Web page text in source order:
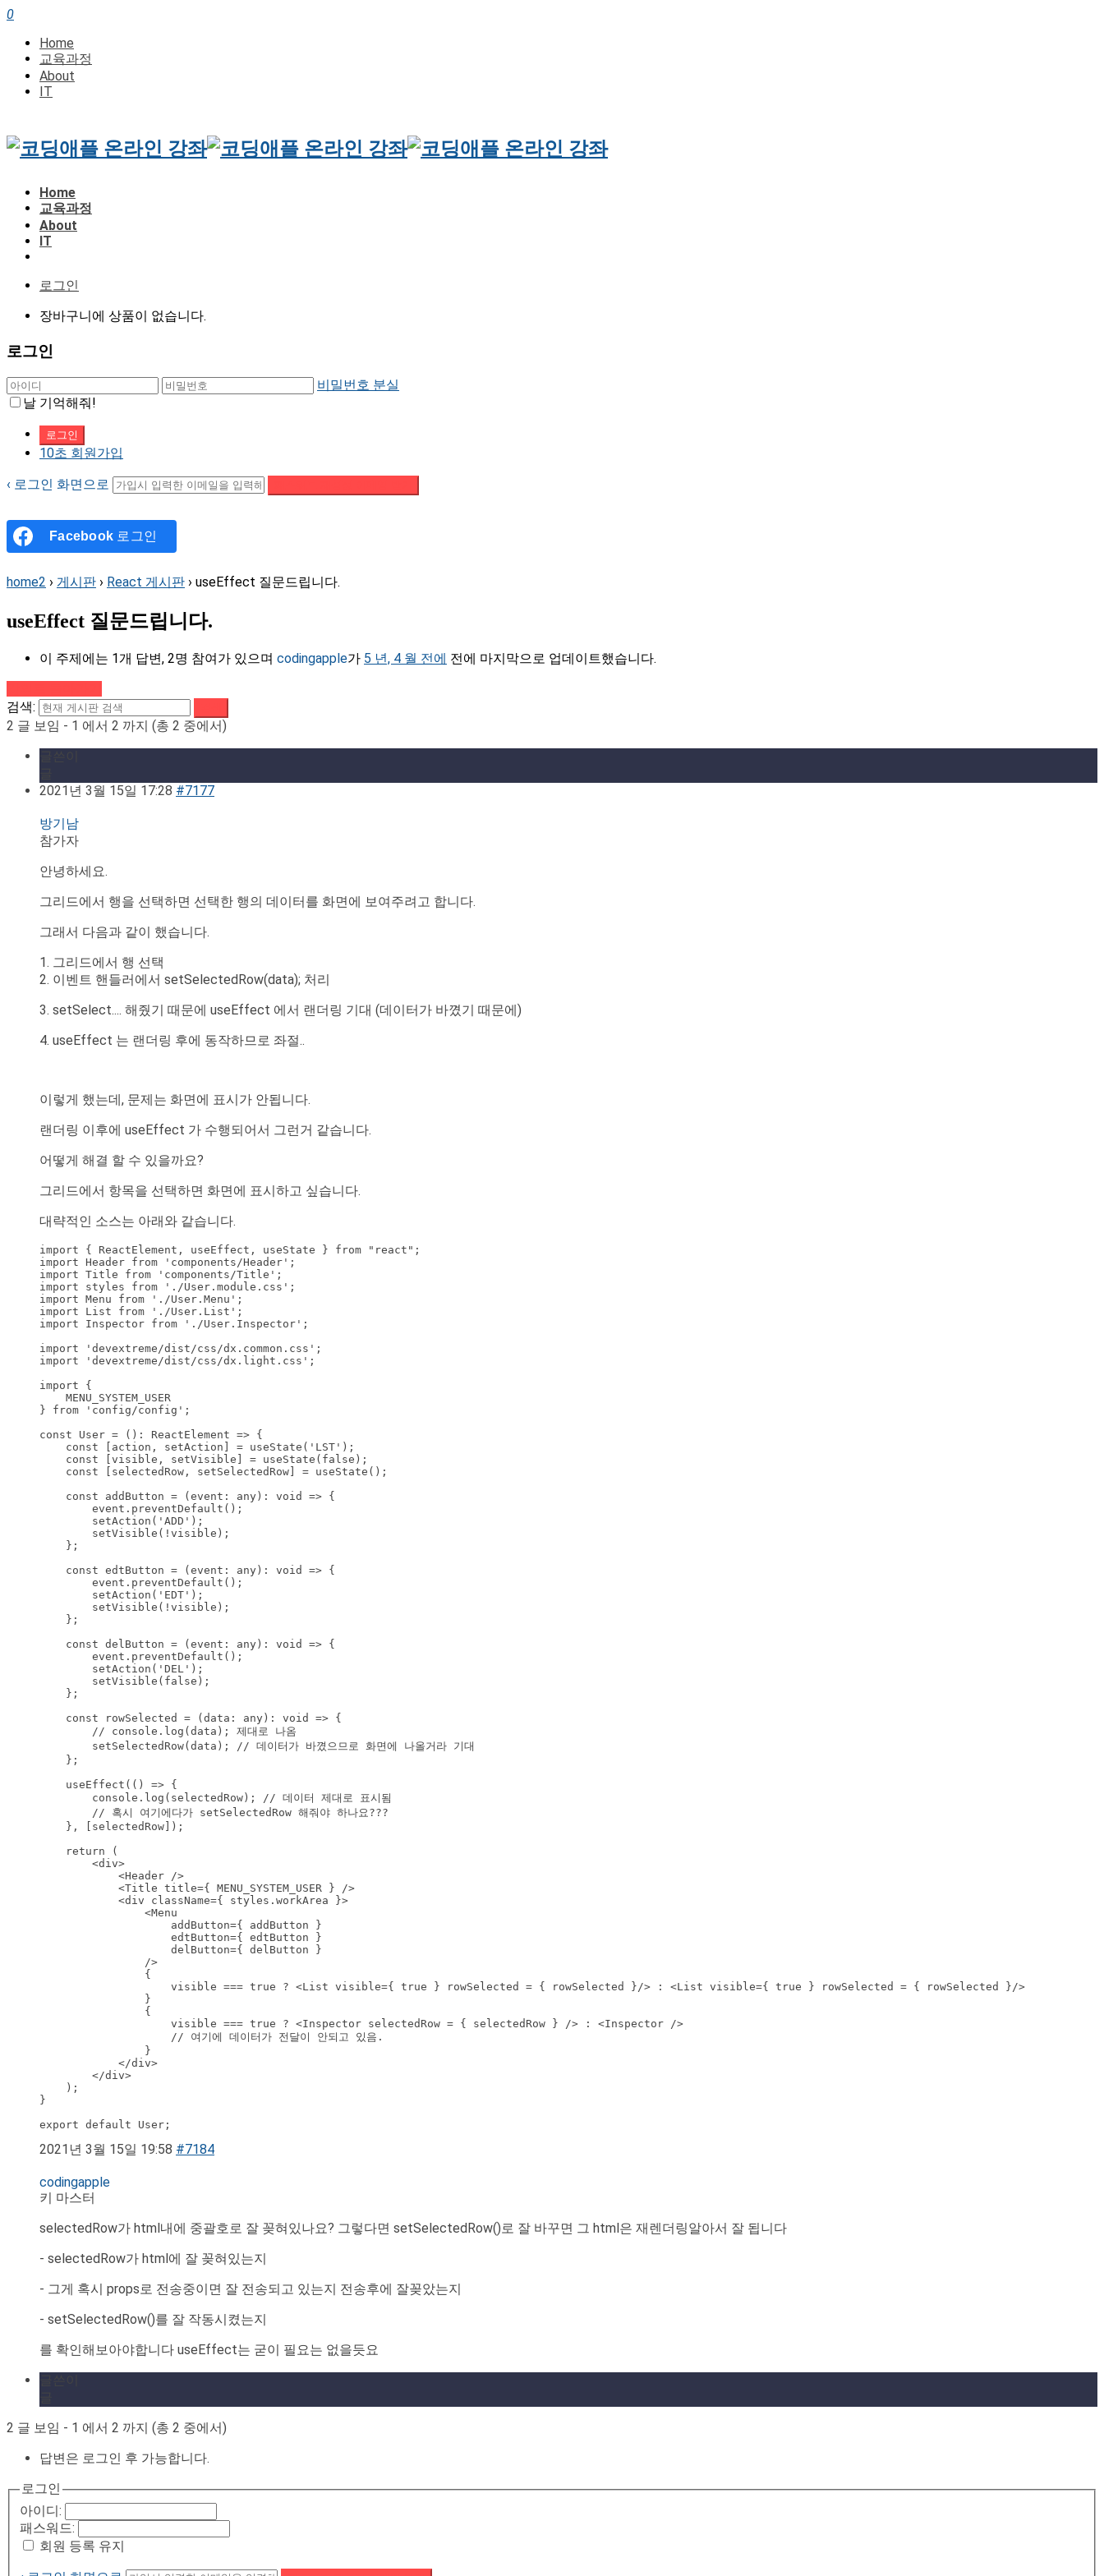
0
Home
교육과정
About
IT
Home
교육과정
About
IT
로그인
장바구니에 상품이 없습니다.
로그인
비밀번호 분실
날 기억해줘!
10초 회원가입
‹ 로그인 화면으로
Facebook 로그인
home2 › 게시판 › React 게시판 › useEffect 질문드립니다.
useEffect 질문드립니다.
이 주제에는 1개 답변, 2명 참여가 있으며 codingapple가 5 년, 4 월 전에 전에 마지막으로 업데이트했습니다.
검색:
2 글 보임 - 1 에서 2 까지 (총 2 중에서)
2021년 3월 15일 17:28 #7177
방기남
참가자
안녕하세요.
그리드에서 행을 선택하면 선택한 행의 데이터를 화면에 보여주려고 합니다.
그래서 다음과 같이 했습니다.
1. 그리드에서 행 선택
2. 이벤트 핸들러에서 setSelectedRow(data); 처리
3. setSelect.... 해줬기 때문에 useEffect 에서 랜더링 기대 (데이터가 바꼈기 때문에)
4. useEffect 는 랜더링 후에 동작하므로 좌절..
이렇게 했는데, 문제는 화면에 표시가 안됩니다.
랜더링 이후에 useEffect 가 수행되어서 그런거 같습니다.
어떻게 해결 할 수 있을까요?
그리드에서 항목을 선택하면 화면에 표시하고 싶습니다.
대략적인 소스는 아래와 같습니다.
import { ReactElement, useEffect, useState } from "react";
import Header from 'components/Header';
import Title from 'components/Title';
import styles from './User.module.css';
import Menu from './User.Menu';
import List from './User.List';
import Inspector from './User.Inspector';
import 'devextreme/dist/css/dx.common.css';
import 'devextreme/dist/css/dx.light.css';
import {
MENU_SYSTEM_USER
} from 'config/config';
const User = (): ReactElement => {
const [action, setAction] = useState('LST');
const [visible, setVisible] = useState(false);
const [selectedRow, setSelectedRow] = useState();
const addButton = (event: any): void => {
event.preventDefault();
setAction('ADD');
setVisible(!visible);
};
const edtButton = (event: any): void => {
event.preventDefault();
setAction('EDT');
setVisible(!visible);
};
const delButton = (event: any): void => {
event.preventDefault();
setAction('DEL');
setVisible(false);
};
const rowSelected = (data: any): void => {
        // console.log(data); 제대로 나옴
setSelectedRow(data); // 데이터가 바꼈으므로 화면에 나올거라 기대
};
useEffect(() => {
console.log(selectedRow); // 데이터 제대로 표시됨
        // 혹시 여기에다가 setSelectedRow 해줘야 하나요???
}, [selectedRow]);
return (
<div>
<Header />
<Title title={ MENU_SYSTEM_USER } />
<div className={ styles.workArea }>
<Menu
addButton={ addButton }
edtButton={ edtButton }
delButton={ delButton }
/>
{
visible === true ? <List visible={ true } rowSelected = { rowSelected }/> : <List visible={ true } rowSelected = { rowSelected }/>
}
{
visible === true ? <Inspector selectedRow = { selectedRow } /> : <Inspector />
                    // 여기에 데이터가 전달이 안되고 있음.
}
</div>
</div>
);
}
export default User;
2021년 3월 15일 19:58 #7184
codingapple
키 마스터
selectedRow가 html내에 중괄호로 잘 꽂혀있나요? 그렇다면 setSelectedRow()로 잘 바꾸면 그 html은 재렌더링알아서 잘 됩니다
- selectedRow가 html에 잘 꽂혀있는지
- 그게 혹시 props로 전송중이면 잘 전송되고 있는지 전송후에 잘꽂았는지
- setSelectedRow()를 잘 작동시켰는지
를 확인해보아야합니다 useEffect는 굳이 필요는 없을듯요
2 글 보임 - 1 에서 2 까지 (총 2 중에서)
답변은 로그인 후 가능합니다.
로그인
아이디:
패스워드:
회원 등록 유지